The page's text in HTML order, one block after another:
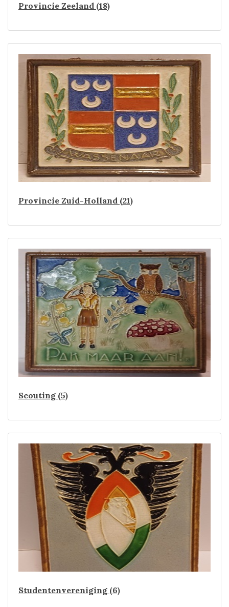
Provincie Zeeland (18)
Provincie Zuid-Holland (21)
Scouting (5)
Studentenvereniging (6)